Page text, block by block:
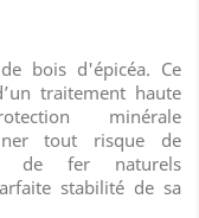
bois d'épicéa. Ce
traitement haute
minérale
tout risque de
de fer naturels
stabilité de sa